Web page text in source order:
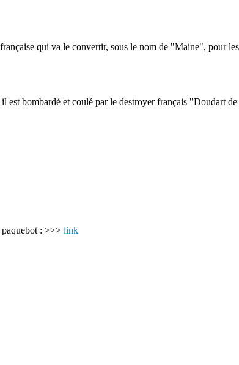
qui va le convertir, sous le nom de "Maine", pour les
bombardé et coulé par le destroyer français "Doudart de
: >>> link